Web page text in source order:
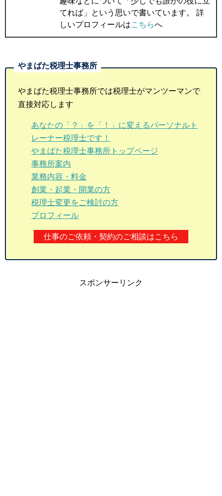
てれば」という思いで書いています。 詳
しいプロフィールはこちらへ
やまばた税理士事務所では税理士がマンツーマンで
直接対応します
あなたの「？」を「！」に変えるパーソナルト
レーナー税理士です！
やまばた税理士事務所トップページ
事務所案内
業務内容・料金
創業・起業・開業の方
税理士変更をご検討の方
プロフィール
仕事のご依頼・契約のご相談はこちら
スポンサーリンク